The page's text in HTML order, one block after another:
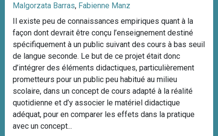
Malgorzata Barras, Fabienne Manz
Il existe peu de connaissances empiriques quant à la
façon dont devrait être conçu l’enseignement destiné
spécifiquement à un public suivant des cours à bas seuil
de langue seconde. Le but de ce projet était donc
d’intégrer des éléments didactiques, particulièrement
prometteurs pour un public peu habitué au milieu
scolaire, dans un concept de cours adapté à la réalité
quotidienne et d’y associer le matériel didactique
adéquat, pour en comparer les effets dans la pratique
avec un concept...